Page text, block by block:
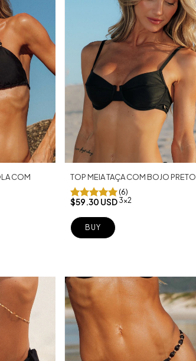
COM
TOP MEIA TAÇA COM BOJO PRETO
(6)
$59.30 USD 3x2
BUY